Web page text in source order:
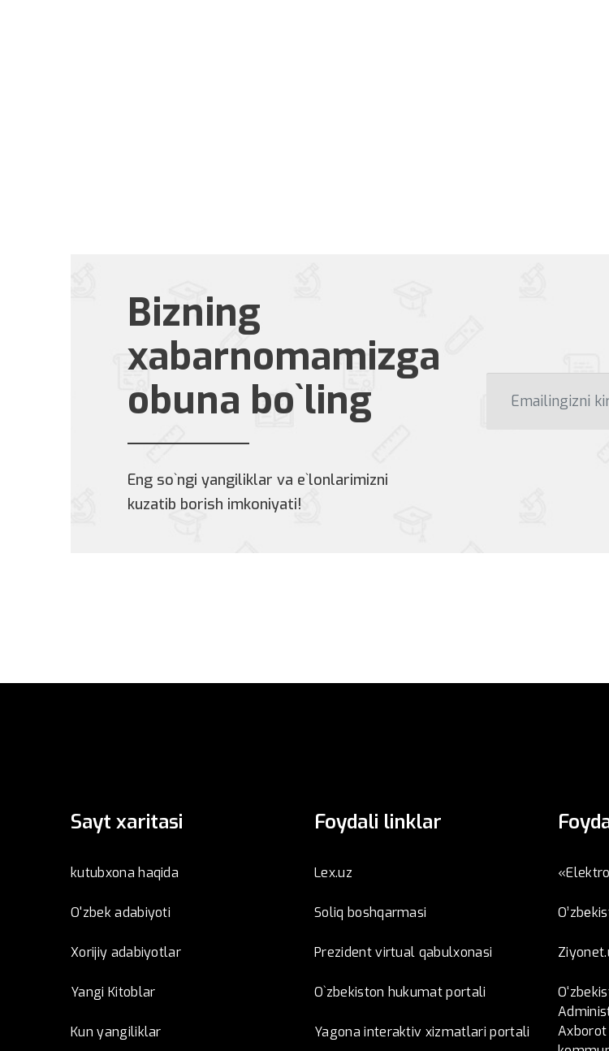
Bizning
xabarnomamizga
obuna bo`ling
Eng so`ngi yangiliklar va e`lonlarimizni
kuzatib borish imkoniyati!
Sayt xaritasi
kutubxona haqida
O'zbek adabiyoti
Xorijiy adabiyotlar
Yangi Kitoblar
Kun yangiliklar
Foydali linklar
Lex.uz
Soliq boshqarmasi
Prezident virtual qabulxonasi
O`zbekiston hukumat portali
Yagona interaktiv xizmatlari portali